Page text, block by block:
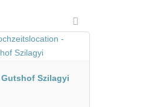
Gutshof Szilagyi